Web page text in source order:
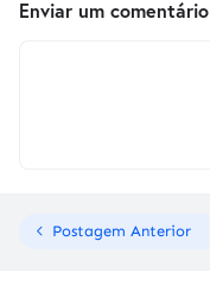
Enviar um comentário
Postagem Anterior